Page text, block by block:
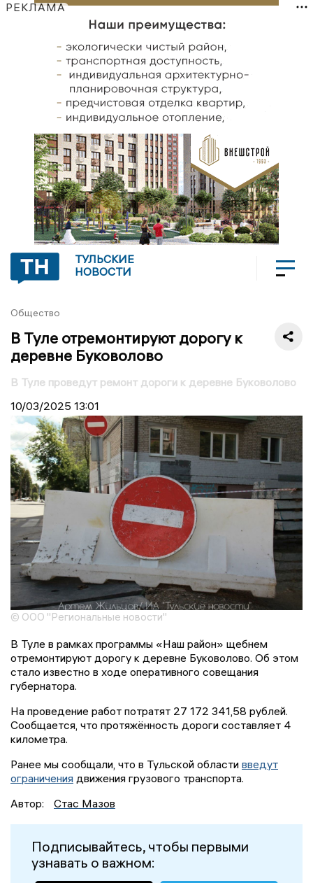
РЕКЛАМА
ТУЛЬСКИЕ
НОВОСТИ
Общество
В Туле отремонтируют дорогу к
деревне Буковолово
В Туле проведут ремонт дороги к деревне Буковолово
10/03/2025 13:01
© ООО "Региональные новости"
В Туле в рамках программы «Наш район» щебнем
отремонтируют дорогу к деревне Буковолово. Об этом
стало известно в ходе оперативного совещания
губернатора.
На проведение работ потратят 27 172 341,58 рублей.
Сообщается, что протяжённость дороги составляет 4
километра.
Ранее мы сообщали, что в Тульской области введут
ограничения движения грузового транспорта.
Автор:
Стас Мазов
Подписывайтесь, чтобы первыми
узнавать о важном: